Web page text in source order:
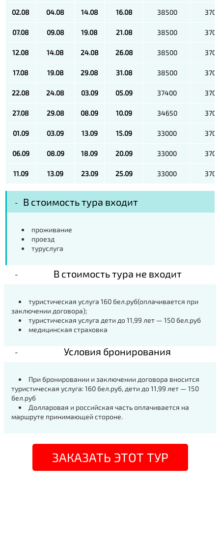
02.08 04.08 14.08 16.08 38500
07.08 09.08 19.08 21.08 38500
12.08 14.08 24.08 26.08 38500
17.08 19.08 29.08 31.08 38500
22.08 24.08 03.09 05.09 37400
27.08 29.08 08.09 10.09 34650
01.09 03.09 13.09 15.09 33000
06.09 08.09 18.09 20.09 33000
11.09 13.09 23.09 25.09 33000
В стоимость тура входит
проживание
проезд
туруслуга
В стоимость тура не входит
туристическая услуга 160 бел.руб(оплачивается при
заключении договора);
туристическая услуга дети до 11,99 лет — 150 бел.руб
медицинская страховка
Условия бронирования
При бронировании и заключении договора вносится
туристическая услуга: 160 бел.руб, дети до 11,99 лет — 150
бел.руб
Долларовая и российская часть оплачивается на
маршруте принимающей стороне.
ЗАКАЗАТЬ ЭТОТ ТУР